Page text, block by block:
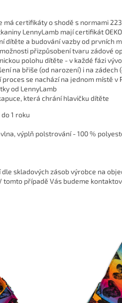
má certifikáty o shodě s normami
LennyLamb mají certifikát
dítěte a budování vazby od prvních
přizpůsobení tvaru zádové
polohu dítěte - v každé fázi
na břiše (od narození) i na zádech
se nachází na jednom místě v
od LennyLamb
která chrání hlavičku dítěte
1 roku
výplň polstrování - 100 %
skladových zásob výrobce na
případě Vás budeme